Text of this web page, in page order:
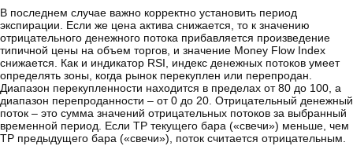
В последнем случае важно корректно установить период
экспирации. Если же цена актива снижается, то к значению
отрицательного денежного потока прибавляется произведение
типичной цены на объем торгов, и значение Money Flow Index
снижается. Как и индикатор RSI, индекс денежных потоков умеет
определять зоны, когда рынок перекуплен или перепродан.
Диапазон перекупленности находится в пределах от 80 до 100, а
диапазон перепроданности – от 0 до 20. Отрицательный денежный
поток – это сумма значений отрицательных потоков за выбранный
временной период. Если TP текущего бара («свечи») меньше, чем
TP предыдущего бара («свечи»), поток считается отрицательным.